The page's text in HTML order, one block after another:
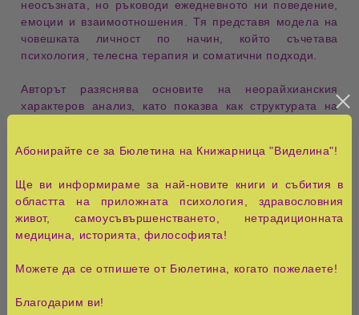
неосъзната
, но ръководи ежедневното ни поведение,
емоции и взаимоотношения. Тя представя модела на
човешката личност по начин, който съчетава
психология
телесна терапия и соматични подходи
Авторът разяснява основите на неорайхианския
характеров анализ , като показва как структурата на
телесната броня на възрастния човек. Подчертава се
защитии поведението, което често приемаме като
„нормално“, макар да е резултат от дълбоко
подтиснати преживявания. Тази интеграция дава на
читателя практичен инструмент за
представя подробна система за
Абонирайте се за Бюлетина на Книжарница "Виделина"!
Ще ви информираме за най-новите книги и събития в
областта на приложната психология, здравословния
живот, самоусъвършенстването, нетрадиционната
медицина, историята, философията!
Можете да се отпишете от Бюлетина, когато пожелаете!
Благодарим ви!